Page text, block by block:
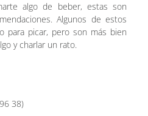
algo de beber, estas son
Algunos de estos
para picar, pero son más bien
y charlar un rato.
38)